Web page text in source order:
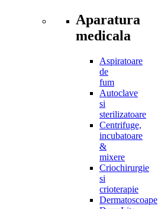
Aparatura
medicala
Aspiratoare
de
fum
Autoclave
si
sterilizatoare
Centrifuge,
incubatoare
&
mixere
Criochirurgie
si
crioterapie
Dermatoscoape